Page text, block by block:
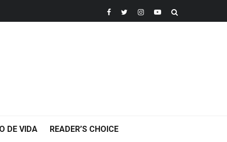
DE VIDA READER’S CHOICE